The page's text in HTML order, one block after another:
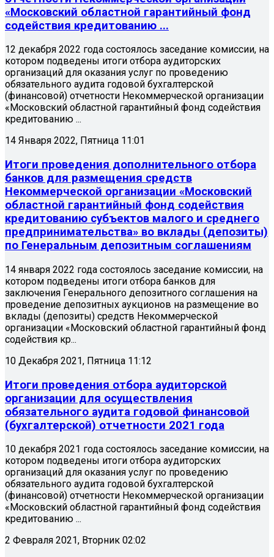
«Московский областной гарантийный фонд
содействия кредитованию ...
12 декабря 2022 года состоялось заседание комиссии, на
котором подведены итоги отбора аудиторских
организаций для оказания услуг по проведению
обязательного аудита годовой бухгалтерской
(финансовой) отчетности Некоммерческой организации
«Московский областной гарантийный фонд содействия
кредитованию ...
14 Января 2022, Пятница 11:01
Итоги проведения дополнительного отбора
банков для размещения средств
Некоммерческой организации «Московский
областной гарантийный фонд содействия
кредитованию субъектов малого и среднего
предпринимательства» во вклады (депозиты)
по Генеральным депозитным соглашениям
14 января 2022 года состоялось заседание комиссии, на
котором подведены итоги отбора банков для
заключения Генерального депозитного соглашения на
проведение депозитных аукционов на размещение во
вклады (депозиты) средств Некоммерческой
организации «Московский областной гарантийный фонд
содействия кр...
10 Декабря 2021, Пятница 11:12
Итоги проведения отбора аудиторской
организации для осуществления
обязательного аудита годовой финансовой
(бухгалтерской) отчетности 2021 года
10 декабря 2021 года состоялось заседание комиссии, на
котором подведены итоги отбора аудиторских
организаций для оказания услуг по проведению
обязательного аудита годовой бухгалтерской
(финансовой) отчетности Некоммерческой организации
«Московский областной гарантийный фонд содействия
кредитованию ...
2 Февраля 2021, Вторник 02:02